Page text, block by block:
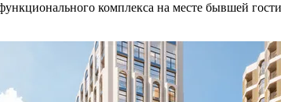
комплекса на месте бывшей